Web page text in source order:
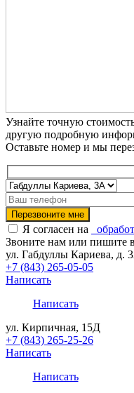
Узнайте точную
другую подробную
Оставьте номер и мы
Я согласен на
Звоните нам или пишите
ул. Габдуллы Кариева, д.
+7 (843) 265-05-05
Написать
Написать
ул. Кирпичная, 15Д
+7 (843) 265-25-26
Написать
Написать